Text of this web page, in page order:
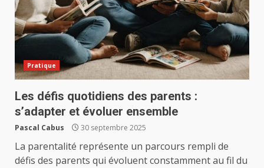
Pratique
Les défis quotidiens des parents :
s’adapter et évoluer ensemble
Pascal Cabus 30 septembre 2025
La parentalité représente un parcours rempli de
défis des parents qui évoluent constamment au fil du